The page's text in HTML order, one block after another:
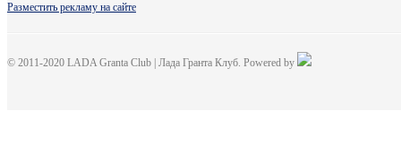
Разместить рекламу на сайте
© 2011-2020 LADA Granta Club | Лада Гранта Клуб. Powered by